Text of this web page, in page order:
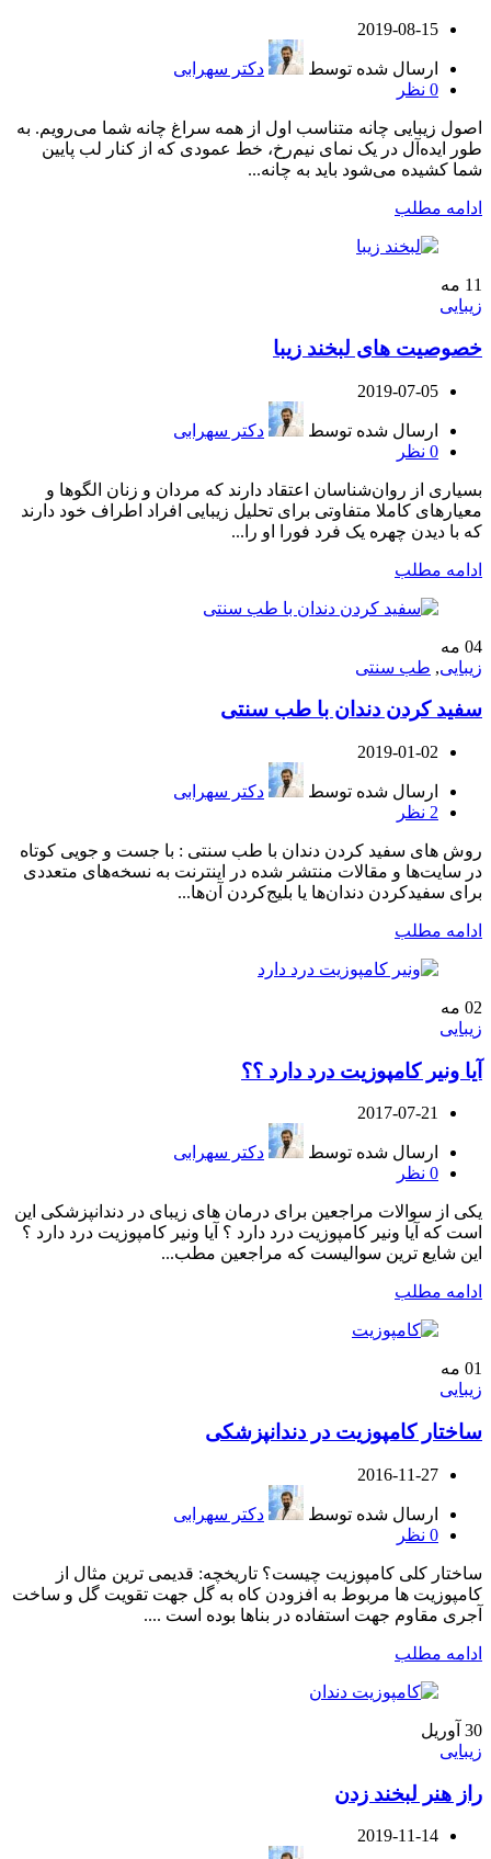
2019-08-15
ارسال شده توسط
دکتر سهرابی
0 نظر
اصول زیبایی چانه متناسب اول از همه سراغ چانه شما می‌رویم. به
طور ایده‌آل در یک نمای نیم‌رخ، خط عمودی که از کنار لب پایین
شما کشیده می‌شود باید به چانه...
ادامه مطلب
11 مه
زیبایی
خصوصیت های لبخند زیبا
2019-07-05
ارسال شده توسط
دکتر سهرابی
0 نظر
بسیاری از روان‌شناسان اعتقاد دارند که مردان و زنان الگوها و
معیارهای کاملا متفاوتی برای تحلیل زیبایی افراد اطراف خود دارند
که با دیدن چهره یک فرد فورا او را...
ادامه مطلب
04 مه
زیبایی, طب سنتی
سفید کردن دندان با طب سنتی
2019-01-02
ارسال شده توسط
دکتر سهرابی
2 نظر
روش های سفید کردن دندان با طب سنتی : با جست‌ و‌ جویی کوتاه
در سایت‌ها و مقالات منتشر شده در اینترنت به نسخه‌های متعددی
برای سفیدکردن دندان‌ها یا بلیج‌کردن آن‌ها...
ادامه مطلب
02 مه
زیبایی
آیا ونیر کامپوزیت درد دارد ؟؟
2017-07-21
ارسال شده توسط
دکتر سهرابی
0 نظر
یکی از سوالات مراجعین برای درمان های زیبای در دندانپزشکی این
است که آیا ونیر کامپوزیت درد دارد ؟ آیا ونیر کامپوزیت درد دارد ؟
این شایع ترین سوالیست که مراجعین مطب...
ادامه مطلب
01 مه
زیبایی
ساختار کامپوزیت در دندانپزشکی
2016-11-27
ارسال شده توسط
دکتر سهرابی
0 نظر
ساختار کلی کامپوزیت چیست؟ تاریخچه: قدیمی ترین مثال از
کامپوزیت ها مربوط به افزودن کاه به گل جهت تقویت گل و ساخت
آجری مقاوم جهت استفاده در بناها بوده است ....
ادامه مطلب
30 آوریل
زیبایی
راز هنر لبخند زدن
2019-11-14